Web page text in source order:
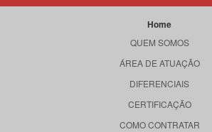
Home
QUEM SOMOS
ÁREA DE ATUAÇÃO
DIFERENCIAIS
CERTIFICAÇÃO
COMO CONTRATAR